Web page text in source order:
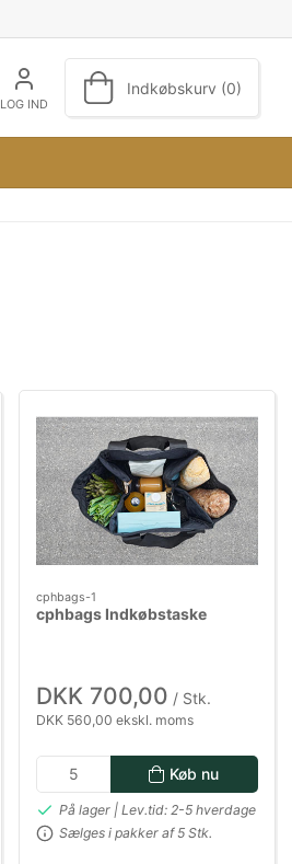
LOG IND
Indkøbskurv (0)
cphbags-1
cphbags Indkøbstaske
DKK 700,00 / Stk.
DKK 560,00 ekskl. moms
Køb nu
På lager | Lev.tid: 2-5 hverdage
Sælges i pakker af 5 Stk.